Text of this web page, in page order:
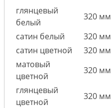
глянцевый
белый
320 мм
сатин белый
320 мм
сатин цветной
320 мм
матовый
цветной
320 мм
глянцевый
цветной
320 мм